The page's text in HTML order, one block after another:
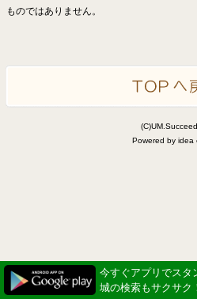
ものではありません。
Powered by idea
今すぐアプリでスタ
城の検索もサクサク